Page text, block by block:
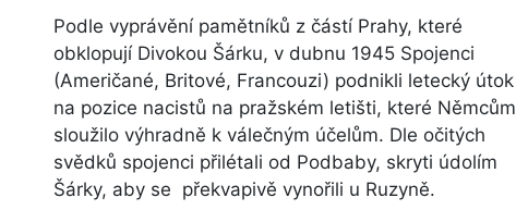
Podle vyprávění pamětníků z částí Prahy, které
obklopují Divokou Šárku, v dubnu 1945 Spojenci
(Američané, Britové, Francouzi) podnikli letecký útok
na pozice nacistů na pražském letišti, které Němcům
sloužilo výhradně k válečným účelům. Dle očitých
svědků spojenci přilétali od Podbaby, skryti údolím
Šárky, aby se překvapivě vynořili u Ruzyně.